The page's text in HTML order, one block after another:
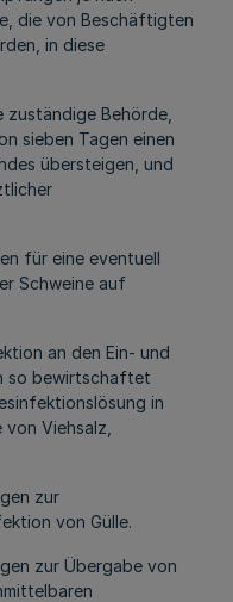
die von Beschäftigten
in diese
zuständige Behörde,
sieben Tagen einen
übersteigen, und
für eine eventuell
Schweine auf
an den Ein- und
so bewirtschaftet
in
Viehsalz,
zur
von Gülle.
zur Übergabe von